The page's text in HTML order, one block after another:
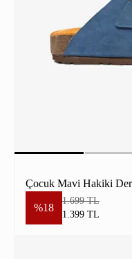
Çocuk Mavi Hakiki
%18
1.699 TL
1.399 TL